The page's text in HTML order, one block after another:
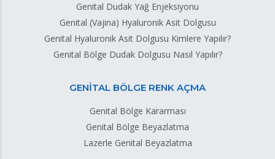
Genital Dudak Yağ Enjeksiyonu
Genital (Vajina) Hyaluronik Asit Dolgusu
Genital Hyaluronik Asit Dolgusu Kimlere Yapılır?
Genital Bölge Dudak Dolgusu Nasıl Yapılır?
GENİTAL BÖLGE RENK AÇMA
Genital Bölge Kararması
Genital Bölge Beyazlatma
Lazerle Genital Beyazlatma